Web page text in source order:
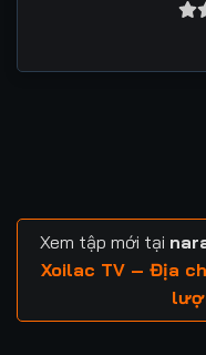
Xem tập mới tại
Xoilac TV – Địa